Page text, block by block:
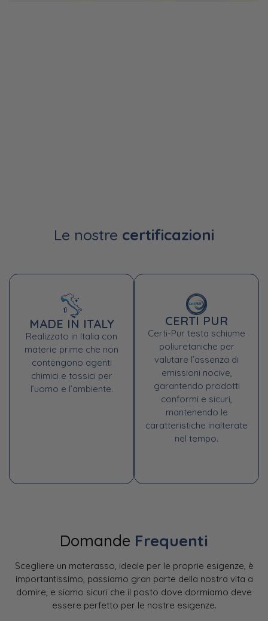
Le nostre certificazioni
MADE IN ITALY
Realizzato in Italia con
materie prime che non
contengono agenti
chimici e tossici per
l’uomo e l’ambiente.
CERTI PUR
Certi-Pur testa schiume
poliuretaniche per
valutare l’assenza di
emissioni nocive,
garantendo prodotti
conformi e sicuri,
mantenendo le
caratteristiche inalterate
nel tempo.
Domande Frequenti
Scegliere un materasso, ideale per le proprie esigenze, è
importantissimo, passiamo gran parte della nostra vita a
domire, e siamo sicuri che il posto dove dormiamo deve
essere perfetto per le nostre esigenze.